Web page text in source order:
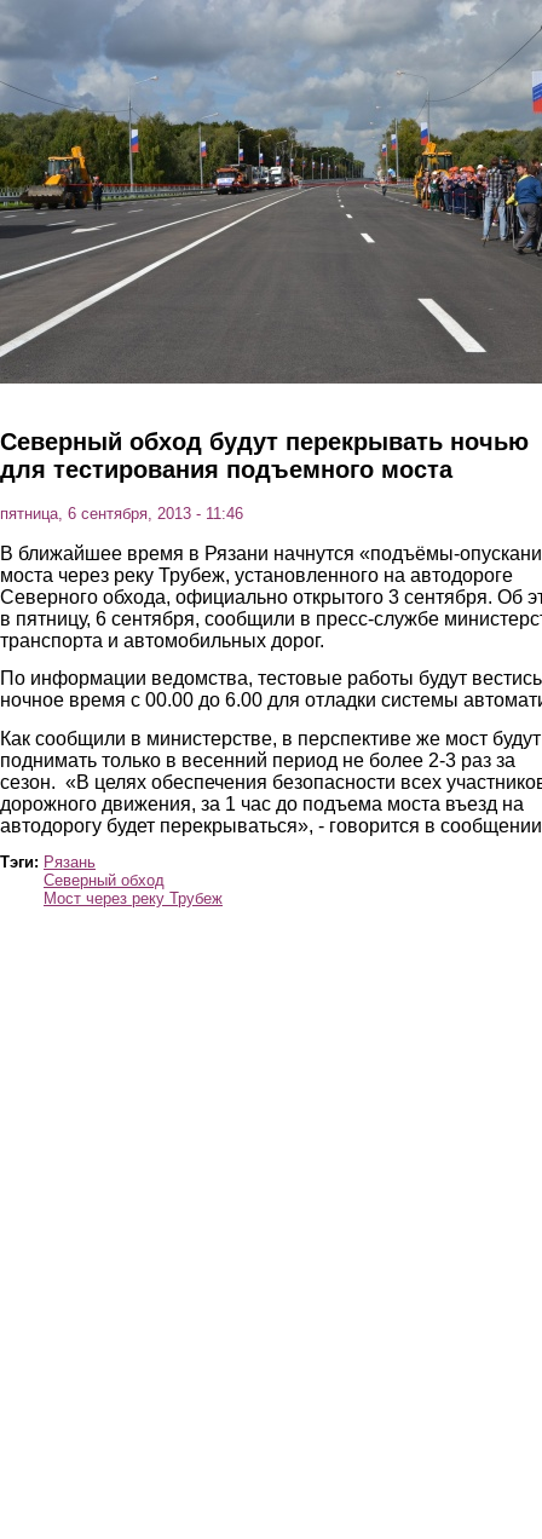
Перейти к основному содержанию
Северный обход будут перекрывать ночью
для тестирования подъемного моста
пятница, 6 сентября, 2013 - 11:46
В ближайшее время в Рязани начнутся «подъёмы-
моста через реку Трубеж, установленного на автодороге
Северного обхода, официально открытого 3 сентября. Об
в пятницу, 6 сентября, сообщили в пресс-службе
транспорта и автомобильных дорог.
По информации ведомства, тестовые работы будут
ночное время с 00.00 до 6.00 для отладки системы
Как сообщили в министерстве, в перспективе же мост будут
поднимать только в весенний период не более 2-3 раз за
сезон. «В целях обеспечения безопасности всех
дорожного движения, за 1 час до подъема моста въезд на
автодорогу будет перекрываться», - говорится в
Тэги: Рязань
Северный обход
Мост через реку Трубеж